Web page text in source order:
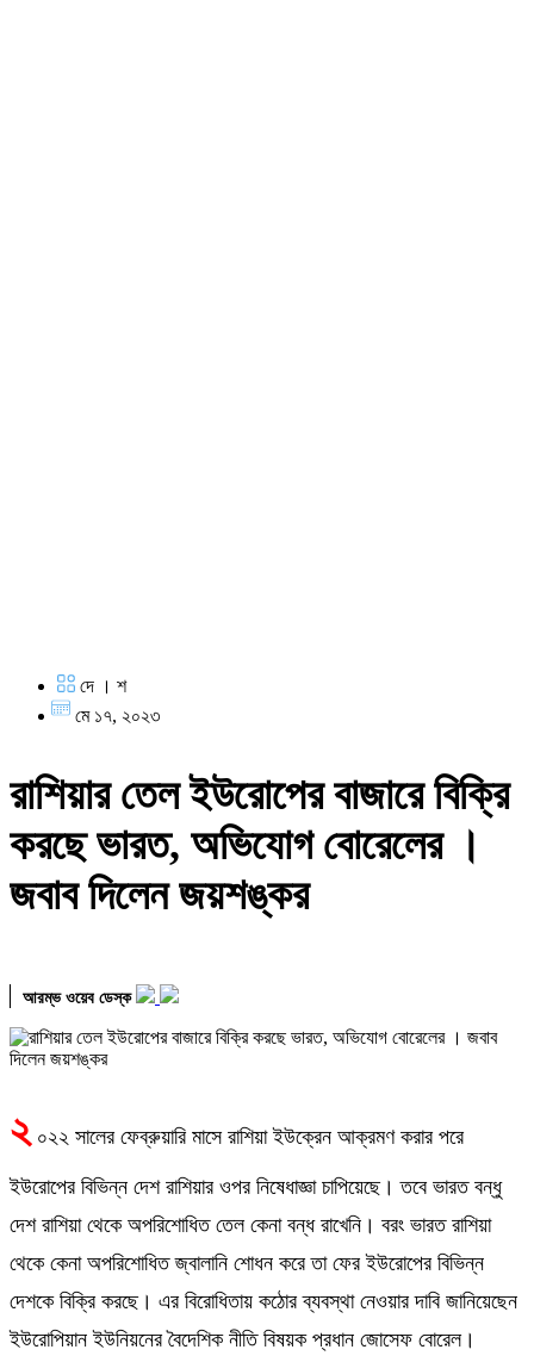
দে । শ
মে ১৭, ২০২৩
রাশিয়ার তেল ইউরোপের বাজারে বিক্রি
করছে ভারত, অভিযোগ বোরেলের ।
জবাব দিলেন জয়শঙ্কর
আরম্ভ ওয়েব ডেস্ক
২ ০২২ সালের ফেব্রুয়ারি মাসে রাশিয়া ইউক্রেন আক্রমণ করার পরে
ইউরোপের বিভিন্ন দেশ রাশিয়ার ওপর নিষেধাজ্ঞা চাপিয়েছে। তবে ভারত বন্ধু
দেশ রাশিয়া থেকে অপরিশোধিত তেল কেনা বন্ধ রাখেনি। বরং ভারত রাশিয়া
থেকে কেনা অপরিশোধিত জ্বালানি শোধন করে তা ফের ইউরোপের বিভিন্ন
দেশকে বিক্রি করছে। এর বিরোধিতায় কঠোর ব্যবস্থা নেওয়ার দাবি জানিয়েছেন
ইউরোপিয়ান ইউনিয়নের বৈদেশিক নীতি বিষয়ক প্রধান জোসেফ বোরেল।